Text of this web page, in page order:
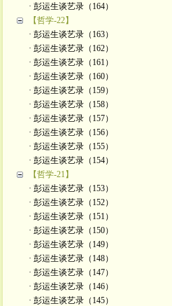
· 彭运生谈艺录（164）
【哲学-22】
· 彭运生谈艺录（163）
· 彭运生谈艺录（162）
· 彭运生谈艺录（161）
· 彭运生谈艺录（160）
· 彭运生谈艺录（159）
· 彭运生谈艺录（158）
· 彭运生谈艺录（157）
· 彭运生谈艺录（156）
· 彭运生谈艺录（155）
· 彭运生谈艺录（154）
【哲学-21】
· 彭运生谈艺录（153）
· 彭运生谈艺录（152）
· 彭运生谈艺录（151）
· 彭运生谈艺录（150）
· 彭运生谈艺录（149）
· 彭运生谈艺录（148）
· 彭运生谈艺录（147）
· 彭运生谈艺录（146）
· 彭运生谈艺录（145）